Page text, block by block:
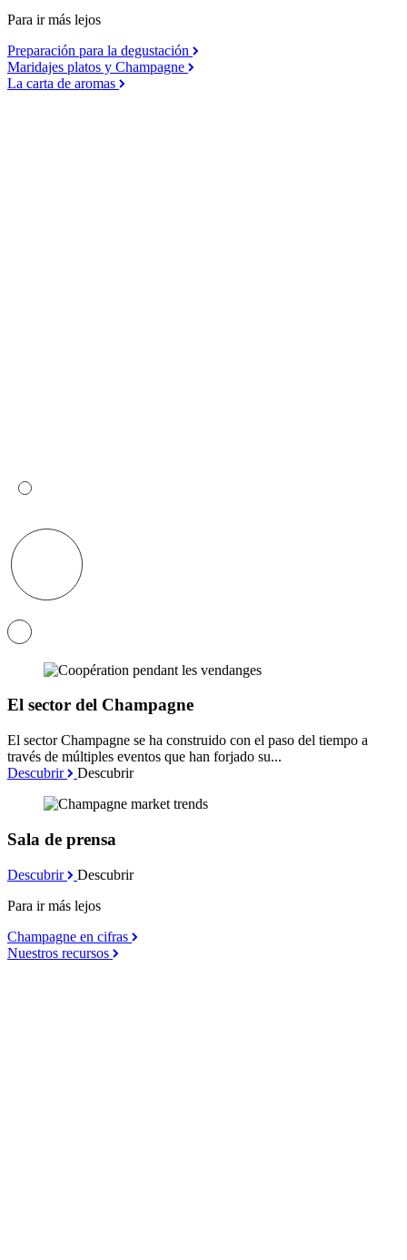
Para ir más lejos
Preparación para la degustación
Maridajes platos y Champagne
La carta de aromas
El sector del Champagne
El sector Champagne se ha construido con el paso del tiempo a
través de múltiples eventos que han forjado su...
Descubrir
Descubrir
Sala de prensa
Descubrir
Descubrir
Para ir más lejos
Champagne en cifras
Nuestros recursos